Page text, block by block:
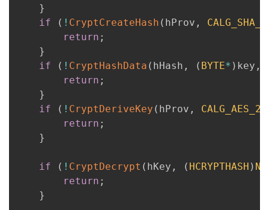
}
if
( ! CryptCreateHash ( hProv ,
return ;
}
if
( ! CryptHashData ( hHash , ( BYTE* ) key ,
return ;
}
if
( ! CryptDeriveKey ( hProv ,
return ;
}
if ( ! CryptDecrypt ( hKey , ( HCRYPTHASH )
return ;
}